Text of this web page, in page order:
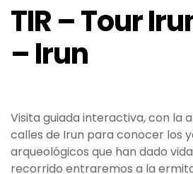
TIR – Tour
– Irun
Visita guiada interactiva, con la
calles de Irun para conocer los
arqueológicos que han dado
recorrido entraremos a la